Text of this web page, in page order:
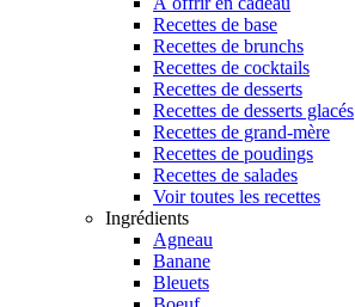
Recettes de base
Recettes de brunchs
Recettes de cocktails
Recettes de desserts
Recettes de desserts glacés
Recettes de grand-mère
Recettes de poudings
Recettes de salades
Voir toutes les recettes
Ingrédients
Agneau
Banane
Bleuets